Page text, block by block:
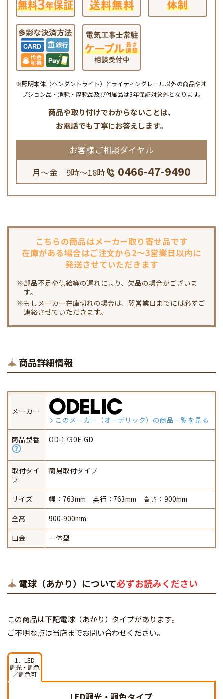
※照明本体（ペンダントライト）とライティングレール以外の商品やオ
プション品・消耗・摩耗品及び付属品は3年保証対象外となります。
商品や取り付けでわからないことは、
お電話でも丁寧にお答えします。
お客様ご相談ダイヤル
月～金 9時～18時
0466-47-9490
こちらの商品はメーカー取り寄せ品です
在庫がある場合はご注文から2～3営業日以内に
発送させていただきます
※部品不足や供給等の遅れにより、欠品の場合がございま
す。
※もしメーカー在庫切れの場合は、翌営業日までには必ずご
連絡させていただきます。
商品詳細情報
メーカー
このメーカー（オーデリック）の商品一覧を見る
商品型番
OD-1730E-GD
取付タイ
プ
簡易取付タイプ
サイズ
幅：763mm 奥行：763mm 高さ：900mm
全高
900-900mm
口金
一体型
電球（あかり）について必ずお読みください
この商品は下記電球（あかり）タイプがあります。
ご不明な点は当店までお問い合わせください。
1．LED
調光・調色
／調色可
LED調光・調色タイプ